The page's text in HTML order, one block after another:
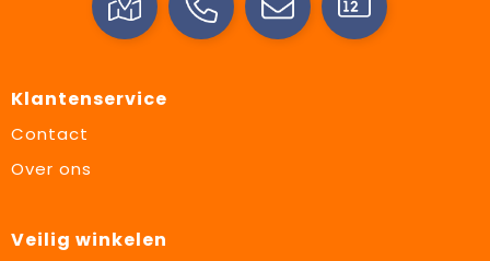
Klantenservice
Contact
Over ons
Veilig winkelen